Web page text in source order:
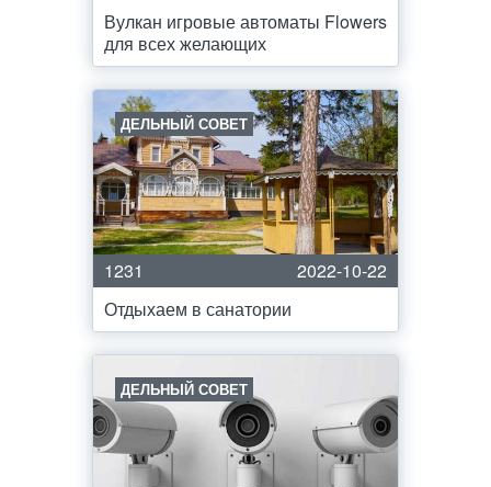
Вулкан игровые автоматы Flowers
для всех желающих
ДЕЛЬНЫЙ СОВЕТ
1231
2022-10-22
Отдыхаем в санатории
ДЕЛЬНЫЙ СОВЕТ